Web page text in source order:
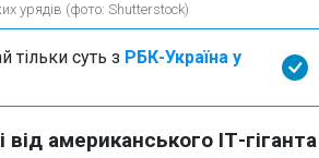
урядів (фото: Shutterstock)
тільки суть з РБК-Україна у
американського ІТ-гіганта